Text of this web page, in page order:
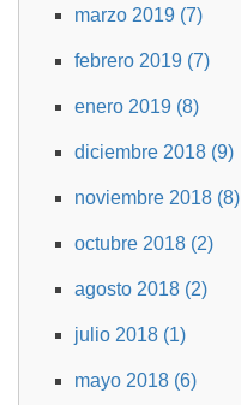
marzo 2019 (7)
febrero 2019 (7)
enero 2019 (8)
diciembre 2018 (9)
noviembre 2018 (8)
octubre 2018 (2)
agosto 2018 (2)
julio 2018 (1)
mayo 2018 (6)